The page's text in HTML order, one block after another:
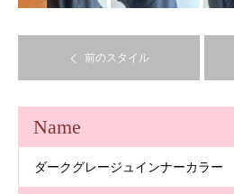
前のスタイル
Name
ダークグレージュインナーカラー